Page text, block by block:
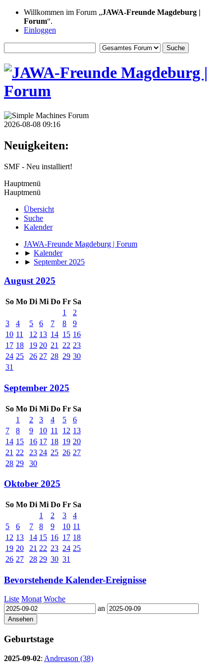
Willkommen im Forum „JAWA-Freunde Magdeburg |
Forum“.
Einloggen
2026-08-08 09:16
Neuigkeiten:
SMF - Neu installiert!
Hauptmenü
Hauptmenü
Übersicht
Suche
Kalender
JAWA-Freunde Magdeburg | Forum
► Kalender
► September 2025
August 2025
So Mo Di Mi Do Fr Sa
1
2
3
4 5 6 7 8
9
10 11 12 13 14 15 16
17 18 19 20 21 22 23
24 25 26 27 28 29 30
31
September 2025
So Mo Di Mi Do Fr Sa
1
2 3 4 5
6
7
8 9 10 11 12 13
14 15 16 17 18 19 20
21 22 23 24 25 26 27
28 29 30
Oktober 2025
So Mo Di Mi Do Fr Sa
1
2 3
4
5
6 7 8 9 10 11
12 13 14 15 16 17 18
19 20 21 22 23 24 25
26 27 28 29 30 31
Bevorstehende Kalender-Ereignisse
Liste Monat Woche
an
Geburtstage
2025-09-02: Andreason (38)